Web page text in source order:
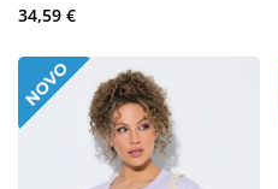
34,59 €